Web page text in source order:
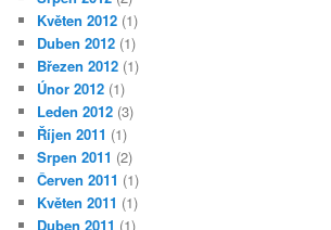
Květen 2012 (1)
Duben 2012 (1)
Březen 2012 (1)
Únor 2012 (1)
Leden 2012 (3)
Říjen 2011 (1)
Srpen 2011 (2)
Červen 2011 (1)
Květen 2011 (1)
Duben 2011 (1)